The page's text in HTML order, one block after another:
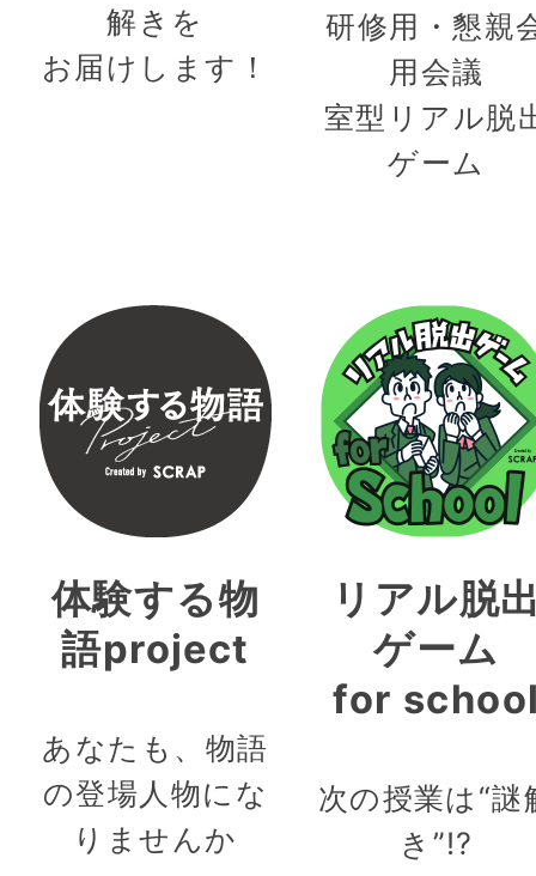
解きを
お届けします！
研修用・懇親
用会議
室型リアル脱
ゲーム
体験する物
語project
あなたも、物語
の登場人物にな
りませんか
リアル脱
ゲーム
for
次の授業は“謎
き”!?